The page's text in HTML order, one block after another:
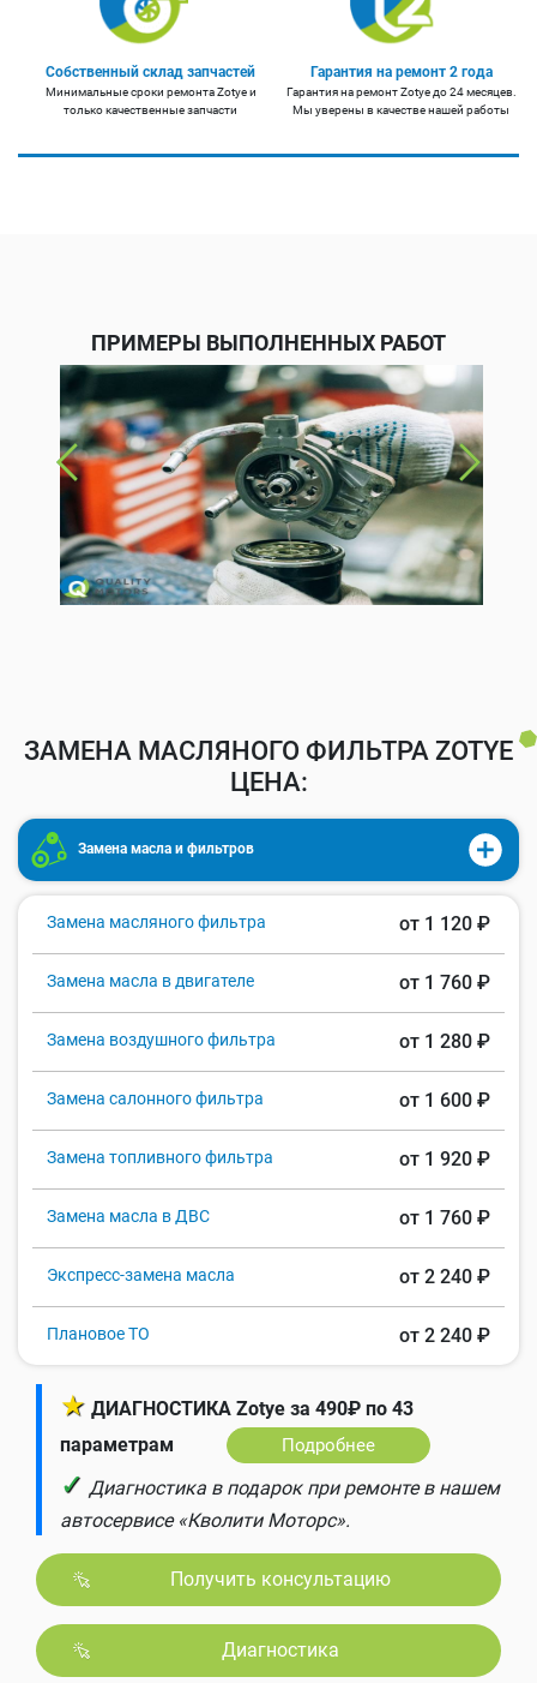
Собственный склад запчастей
Минимальные сроки ремонта Zotye и
только качественные запчасти
Гарантия на ремонт 2 года
Гарантия на ремонт Zotye до 24 месяцев.
Мы уверены в качестве нашей работы
ПРИМЕРЫ ВЫПОЛНЕННЫХ РАБОТ
ЗАМЕНА МАСЛЯНОГО ФИЛЬТРА ZOTYE
ЦЕНА:
Замена масла и фильтров
Замена масляного фильтра от 1 120 ₽
Замена масла в двигателе от 1 760 ₽
Замена воздушного фильтра от 1 280 ₽
Замена салонного фильтра от 1 600 ₽
Замена топливного фильтра от 1 920 ₽
Замена масла в ДВС от 1 760 ₽
Экспресс-замена масла от 2 240 ₽
Плановое ТО от 2 240 ₽
★ ДИАГНОСТИКА Zotye за 490₽ по 43
параметрам
Подробнее
✓ Диагностика в подарок при ремонте в нашем
автосервисе «Кволити Моторс».
Получить консультацию
Диагностика